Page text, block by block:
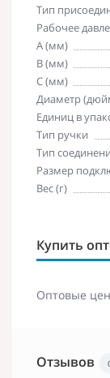
Тип
Рабочее
A (мм)
B (мм)
C (мм)
Диаметр
Единиц в
Тип ручки
Тип
Размер
Вес (г)
Купить
Оптовые
Отзывов